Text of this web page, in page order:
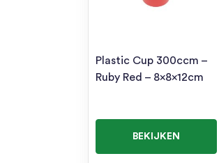
Plastic Cup 300ccm –
Ruby Red – 8x8x12cm
BEKIJKEN